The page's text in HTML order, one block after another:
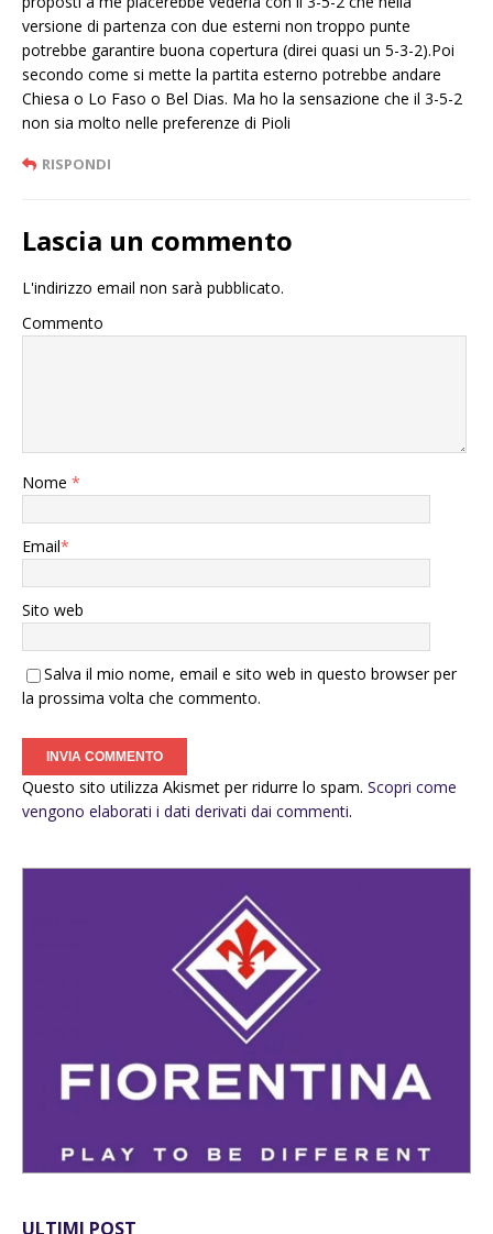
versione di partenza con due esterni non troppo punte
potrebbe garantire buona copertura (direi quasi un 5-3-2).Poi
secondo come si mette la partita esterno potrebbe andare
Chiesa o Lo Faso o Bel Dias. Ma ho la sensazione che il 3-5-2
non sia molto nelle preferenze di Pioli
RISPONDI
Lascia un commento
L'indirizzo email non sarà pubblicato.
Commento
Nome *
Email*
Sito web
Salva il mio nome, email e sito web in questo browser per
la prossima volta che commento.
Questo sito utilizza Akismet per ridurre lo spam. Scopri come
vengono elaborati i dati derivati dai commenti.
ULTIMI POST